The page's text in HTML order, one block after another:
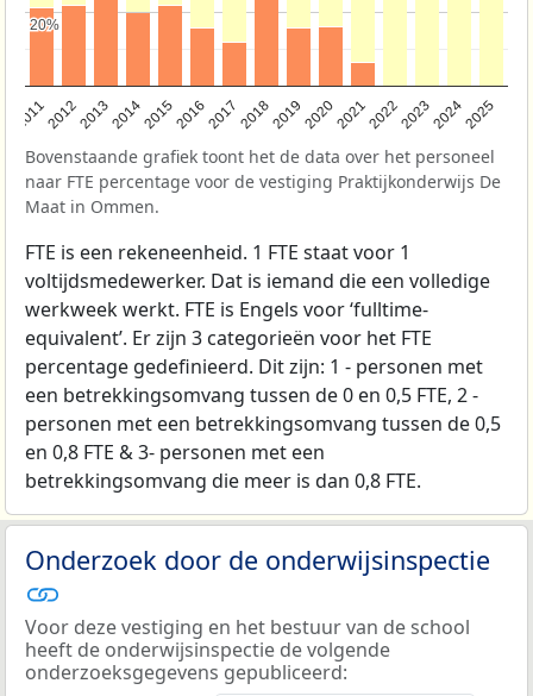
201120122013201420152016201720182019202020212022202320242025
20%
20%
Bovenstaande grafiek toont het de data over het personeel
naar FTE percentage voor de vestiging Praktijkonderwijs De
Maat in Ommen.
FTE is een rekeneenheid. 1 FTE staat voor 1
voltijdsmedewerker. Dat is iemand die een volledige
werkweek werkt. FTE is Engels voor ‘fulltime-
equivalent’. Er zijn 3 categorieën voor het FTE
percentage gedefinieerd. Dit zijn: 1 - personen met
een betrekkingsomvang tussen de 0 en 0,5 FTE, 2 -
personen met een betrekkingsomvang tussen de 0,5
en 0,8 FTE & 3- personen met een
betrekkingsomvang die meer is dan 0,8 FTE.
Onderzoek door de onderwijsinspectie
Voor deze vestiging en het bestuur van de school
heeft de onderwijsinspectie de volgende
onderzoeksgegevens gepubliceerd: